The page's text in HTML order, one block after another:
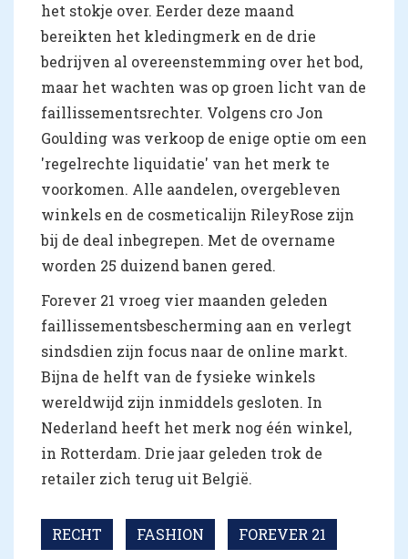
het stokje over. Eerder deze maand
bereikten het kledingmerk en de drie
bedrijven al overeenstemming over het bod,
maar het wachten was op groen licht van de
faillissementsrechter. Volgens cro Jon
Goulding was verkoop de enige optie om een
'regelrechte liquidatie' van het merk te
voorkomen. Alle aandelen, overgebleven
winkels en de cosmeticalijn RileyRose zijn
bij de deal inbegrepen. Met de overname
worden 25 duizend banen gered.
Forever 21 vroeg vier maanden geleden
faillissementsbescherming aan en verlegt
sindsdien zijn focus naar de online markt.
Bijna de helft van de fysieke winkels
wereldwijd zijn inmiddels gesloten. In
Nederland heeft het merk nog één winkel,
in Rotterdam. Drie jaar geleden trok de
retailer zich terug uit België.
RECHT FASHION FOREVER 21